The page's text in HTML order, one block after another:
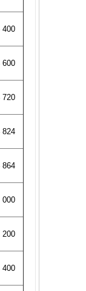
400
600
720
824
864
000
200
400